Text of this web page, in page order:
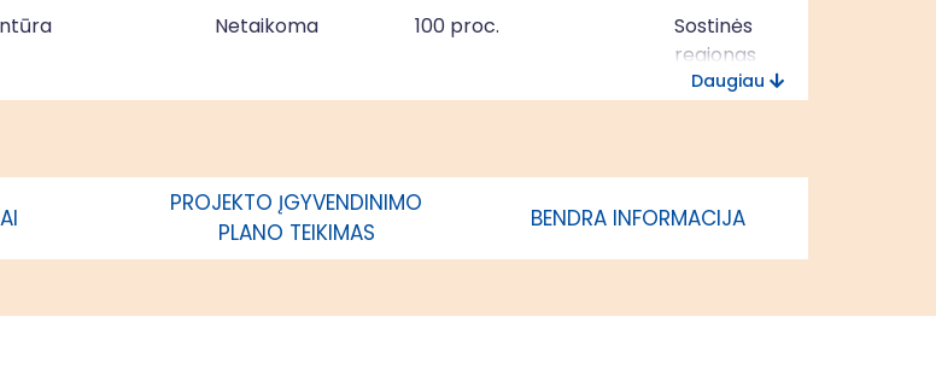
Netaikoma 100 proc.
Sostinės
regionas
Lietuvos
regionas
Daugiau
PROJEKTO ĮGYVENDINIMO
PLANO TEIKIMAS
BENDRA INFORMACIJA